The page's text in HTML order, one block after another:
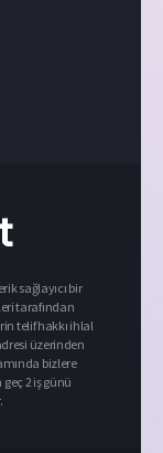
sağlayıcı bir
tarafından
telif hakkı ihlal
üzerinden
bizlere
2 iş günü